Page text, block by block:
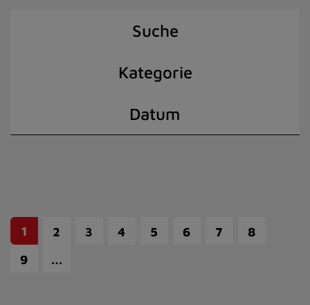
Suche
Kategorie
Datum
1 2 3 4 5 6 7
8
9
…